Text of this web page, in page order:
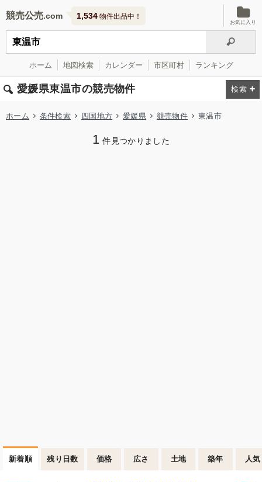
競売公売 1,534 物件出品中！
お気に入り
ホーム 地図検索 カレンダー 市区町村 ランキング
愛媛県東温市の競売物件
ホーム 条件検索 四国地方 愛媛県 競売物件 東温市
1 件見つかりました
新着順 残り日数 価格 広さ 土地 築年 人気